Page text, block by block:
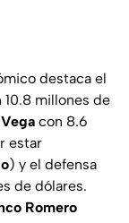
destaca el
10.8 millones de
con 8.6
estar
) y el defensa
de dólares.
Romero